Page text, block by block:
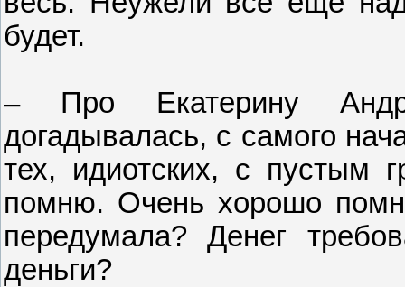
будет.
– Про Екатерину
догадывалась, с самого
тех, идиотских, с пустым
помню. Очень хорошо
передумала? Денег
деньги?